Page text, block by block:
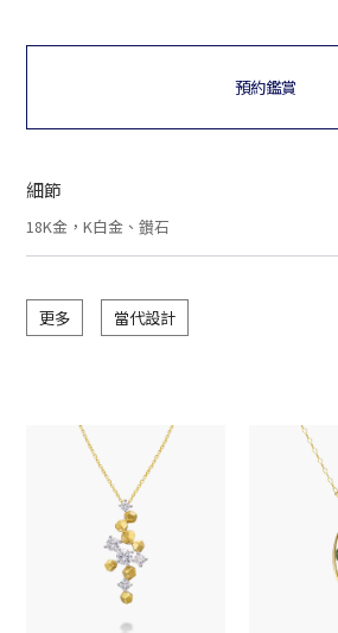
預約鑑賞
細節
18K金，K白金、鑚石
更多 當代設計